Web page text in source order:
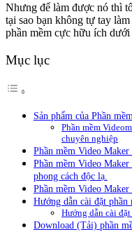
Nhưng để làm được nó thì
tại sao bạn không tự tay
phần mềm cực hữu ích dưới
Mục lục
Sản phẩm của Phần
Phần mềm
chuyên nghiệp
Phần mềm Video
Phần mềm Video
phong cách độc lạ.
Phần mềm Video
Hướng dẫn cài đặt
Hướng dẫn cài
Download (Tải) phần